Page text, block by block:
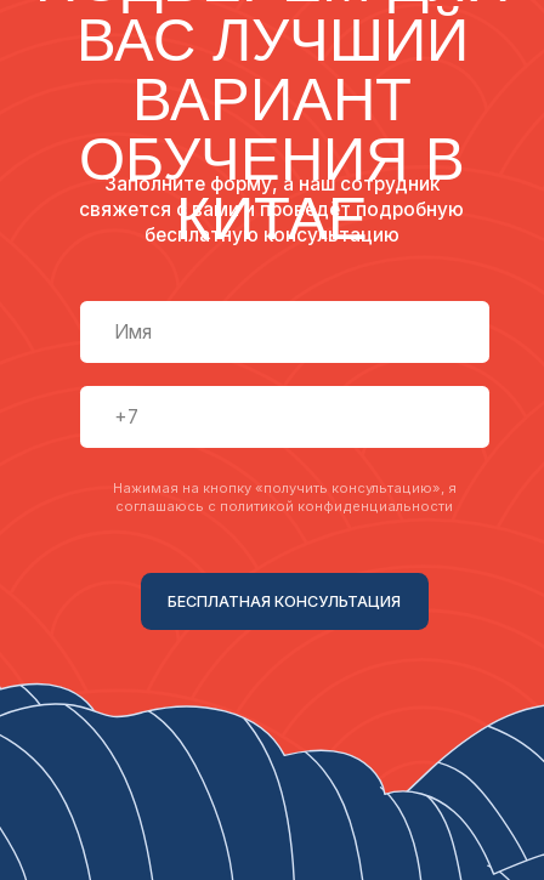
Мобильная связь и интернет:Расходы на
мобильную связь, интернет и другие
Здоровье и личные расходы:Расходы на
затраты, связанные с заботой о здоровье и
личными потребностями.
Визовые сборы:Расходы на оформление визы и
другие документы, связанные с пребыванием в
Сколько нужно денег на месяц жизни в
Сумма денег, необходимая для проживания в Китае
варьироваться в зависимости от различных
комфорта, стиль жизни, привычки потребления и
многие другие. Однако, в целом, для комфортного
Проживание: предоставляется вузом за
фиксированную оплату в год.
на питание, если вы готовите дома или едите в
бюджетных кафе. Расходы могут быть выше при
посещении ресторанов или при выборе более
дорогих продуктов.
Транспорт: От 200 до 600 юаней в месяц на
общественный транспорт или такси, в зависимости
от расстояния и частоты поездок.
Учебные материалы и развлечения: Около 500 до